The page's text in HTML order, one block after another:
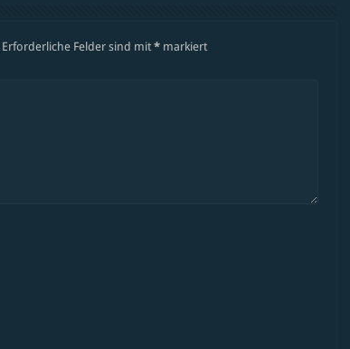
Erforderliche Felder sind mit *markiert